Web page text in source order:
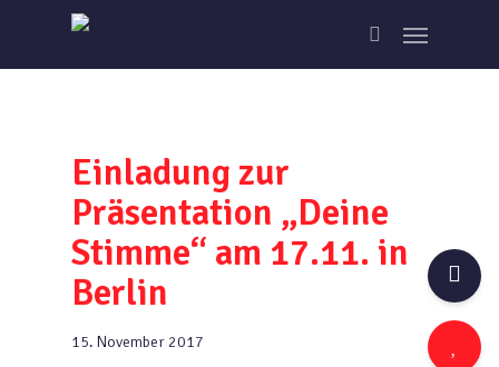
main
search
Menu
Einladung zur
Präsentation „Deine
Stimme“ am 17.11. in
Berlin
15. November 2017